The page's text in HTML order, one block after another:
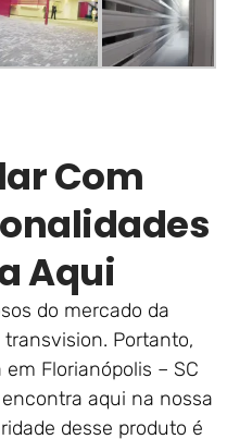
Com
Aqui
do mercado da
Portanto,
Florianópolis – SC
aqui na nossa
desse produto é